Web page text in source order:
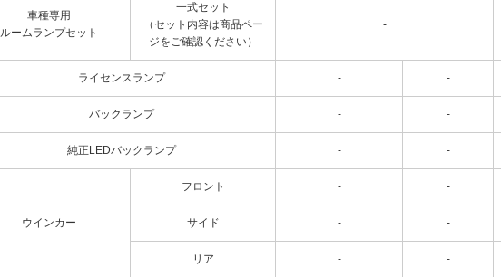
車種専用
ルームランプセット
一式セット
（セット内容は商品ペー
ジをご確認ください）
-
ライセンスランプ - -
バックランプ - -
純正LEDバックランプ - -
ウインカー
フロント - -
サイド - -
リア - -